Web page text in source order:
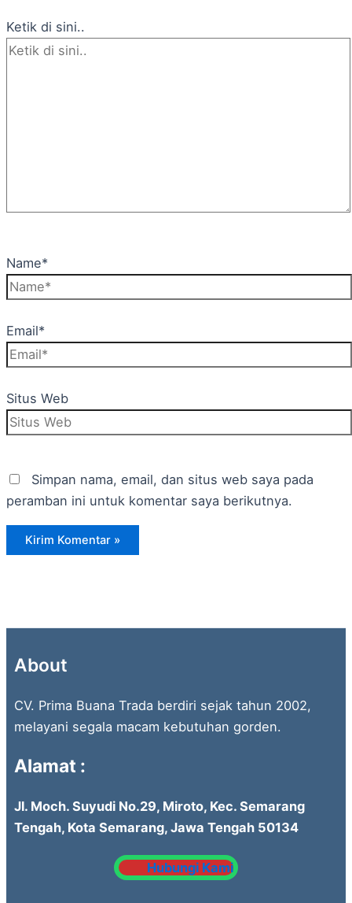
Ketik di sini..
Name*
Email*
Situs Web
Simpan nama, email, dan situs web saya pada
peramban ini untuk komentar saya berikutnya.
About
CV. Prima Buana Trada berdiri sejak tahun 2002,
melayani segala macam kebutuhan gorden.
Alamat :
Jl. Moch. Suyudi No.29, Miroto, Kec. Semarang
Tengah, Kota Semarang, Jawa Tengah 50134
Hubungi Kami